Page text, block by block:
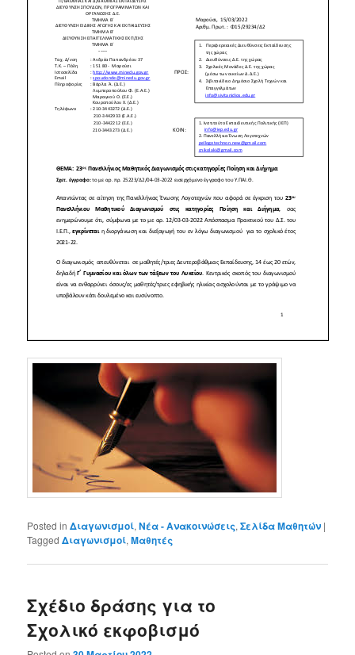
Posted in Διαγωνισμοί,Νέα - Ανακοινώσεις,Σελίδα Μαθητών |
Tagged Διαγωνισμοί,Μαθητές
Σχέδιο δράσης για το
Σχολικό εκφοβισμό